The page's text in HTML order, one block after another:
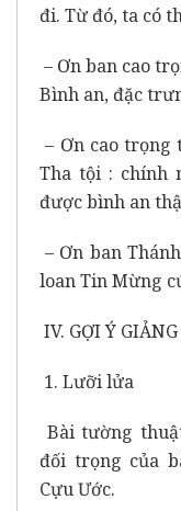
đi. Từ đó, ta có
– Ơn ban cao
Bình an, đặc
– Ơn cao trọng
Tha tội : chính
được bình an
– Ơn ban
loan Tin Mừng
IV. GỢI Ý GIẢNG
1. Lưỡi lửa
Bài tường
đối trọng của
Cựu Ước.